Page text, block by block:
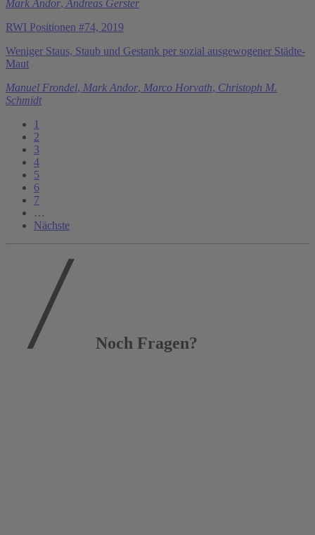
Mark Andor, Andreas Gerster
RWI Positionen #74, 2019
Weniger Staus, Staub und Gestank per sozial ausgewogener Städte-
Maut
Manuel Frondel, Mark Andor, Marco Horvath, Christoph M.
Schmidt
1
2
3
4
5
6
7
…
Nächste
Noch Fragen?